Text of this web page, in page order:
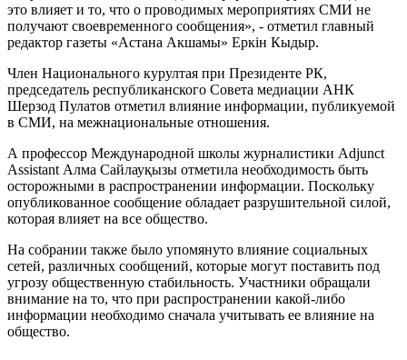
это влияет и то, что о проводимых мероприятиях СМИ не
получают своевременного сообщения», - отметил главный
редактор газеты «Астана Акшамы» Еркін Кыдыр.
Член Национального курултая при Президенте РК,
председатель республиканского Совета медиации АНК
Шерзод Пулатов отметил влияние информации, публикуемой
в СМИ, на межнациональные отношения.
А профессор Международной школы журналистики Adjunct
Assistant Алма Сайлауқызы отметила необходимость быть
осторожными в распространении информации. Поскольку
опубликованное сообщение обладает разрушительной силой,
которая влияет на все общество.
На собрании также было упомянуто влияние социальных
сетей, различных сообщений, которые могут поставить под
угрозу общественную стабильность. Участники обращали
внимание на то, что при распространении какой-либо
информации необходимо сначала учитывать ее влияние на
общество.